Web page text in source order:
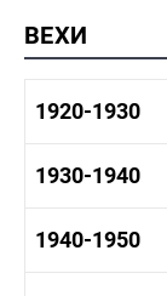
ВЕХИ
1920-1930
1920-
1920-
1930-1940
1930-
1930-
1940-1950